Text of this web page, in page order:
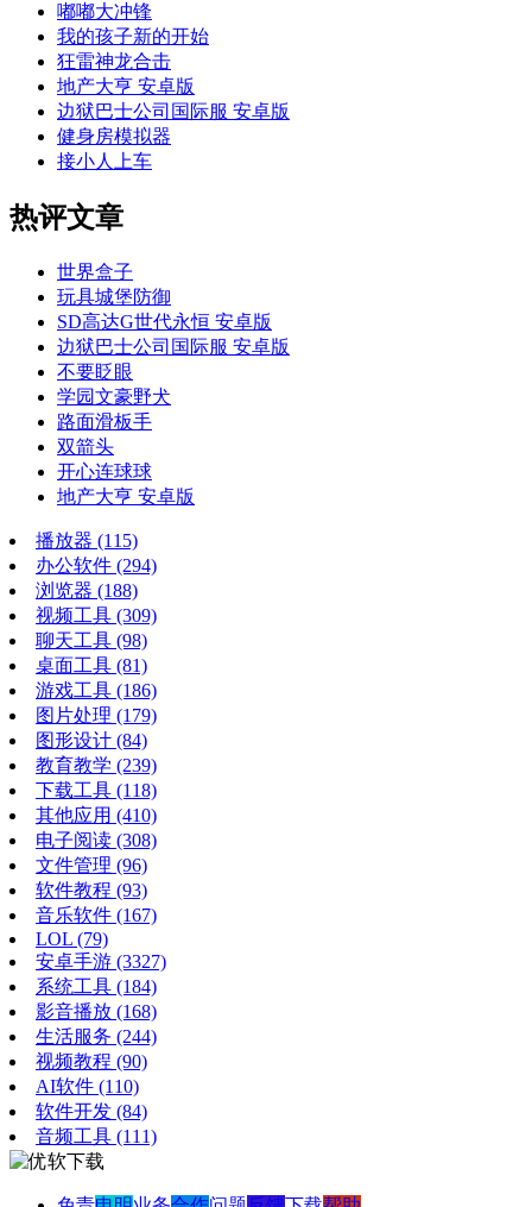
嘟嘟大冲锋
我的孩子新的开始
狂雷神龙合击
地产大亨 安卓版
边狱巴士公司国际服 安卓版
健身房模拟器
接小人上车
热评文章
世界盒子
玩具城堡防御
SD高达G世代永恒 安卓版
边狱巴士公司国际服 安卓版
不要眨眼
学园文豪野犬
路面滑板手
双箭头
开心连球球
地产大亨 安卓版
播放器 (115)
办公软件 (294)
浏览器 (188)
视频工具 (309)
聊天工具 (98)
桌面工具 (81)
游戏工具 (186)
图片处理 (179)
图形设计 (84)
教育教学 (239)
下载工具 (118)
其他应用 (410)
电子阅读 (308)
文件管理 (96)
软件教程 (93)
音乐软件 (167)
LOL (79)
安卓手游 (3327)
系统工具 (184)
影音播放 (168)
生活服务 (244)
视频教程 (90)
AI软件 (110)
软件开发 (84)
音频工具 (111)